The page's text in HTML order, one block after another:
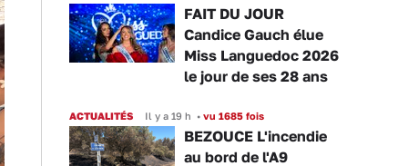
FAIT DU JOUR
Candice Gauch élue
Miss Languedoc 2026
le jour de ses 28 ans
ACTUALITÉS Il y a 19 h • vu 1685 fois
BEZOUCE L'incendie
au bord de l'A9